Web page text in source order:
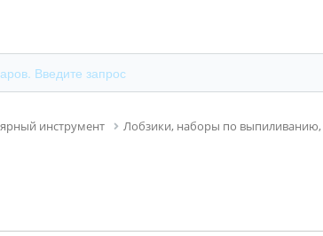
инструмент Лобзики, наборы по выпиливанию,